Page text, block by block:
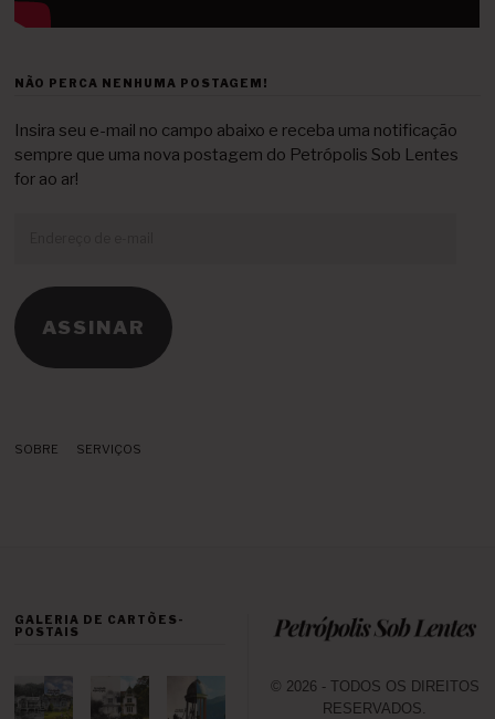
NÃO PERCA NENHUMA POSTAGEM!
Insira seu e-mail no campo abaixo e receba uma notificação
sempre que uma nova postagem do Petrópolis Sob Lentes
for ao ar!
mail
ASSINAR
SOBRE SERVIÇOS
GALERIA DE CARTÕES-
POSTAIS
© 2026 - TODOS OS DIREITOS
RESERVADOS.